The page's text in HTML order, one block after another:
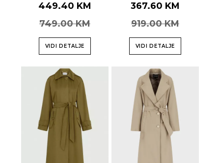
449.40 KM
749.00 KM
VIDI DETALJE
367.60 KM
919.00 KM
VIDI DETALJE